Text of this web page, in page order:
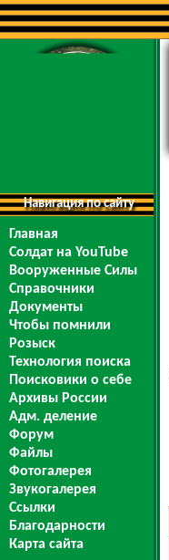
Навигация по сайту
Главная
Солдат на YouTube
Вооруженные Силы
Справочники
Документы
Чтобы помнили
Розыск
Технология поиска
Поисковики о себе
Архивы России
Адм. деление
Форум
Файлы
Фотогалерея
Звукогалерея
Ссылки
Благодарности
Карта сайта